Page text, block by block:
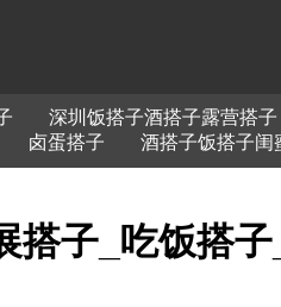
深圳饭搭子酒搭子露营搭子
卤蛋搭子 酒搭子饭搭子闺
搭子_吃饭搭